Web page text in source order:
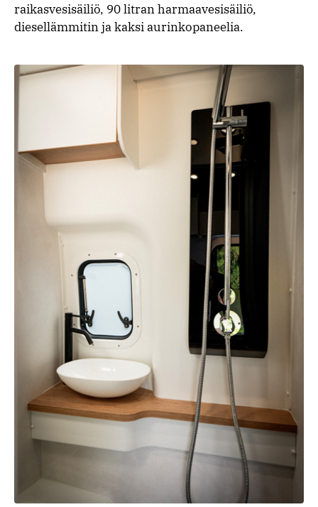
raikasvesisäiliö, 90 litran harmaavesisäiliö,
diesellämmitin ja kaksi aurinkopaneelia.